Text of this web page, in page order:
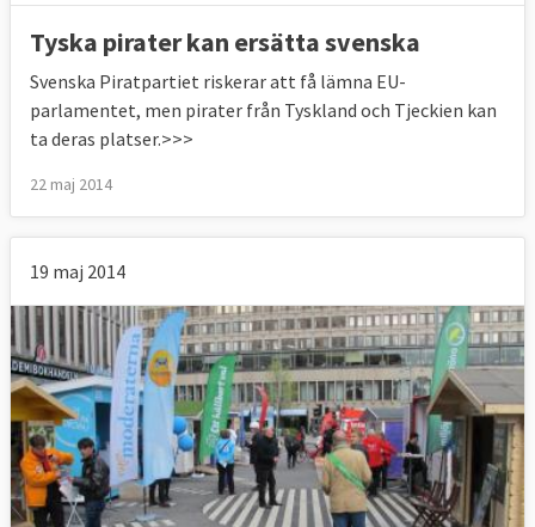
Tyska pirater kan ersätta svenska
Svenska Piratpartiet riskerar att få lämna EU-
parlamentet, men pirater från Tyskland och Tjeckien kan
ta deras platser.>>>
22 maj 2014
19 maj 2014